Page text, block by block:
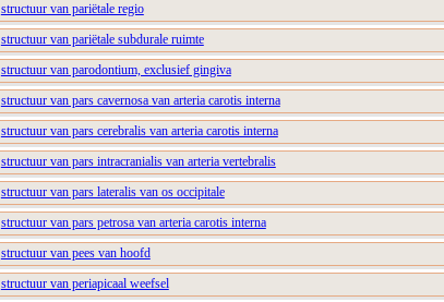
structuur van pariëtale regio
structuur van pariëtale subdurale ruimte
structuur van parodontium, exclusief gingiva
structuur van pars cavernosa van arteria carotis interna
structuur van pars cerebralis van arteria carotis interna
structuur van pars intracranialis van arteria vertebralis
structuur van pars lateralis van os occipitale
structuur van pars petrosa van arteria carotis interna
structuur van pees van hoofd
structuur van periapicaal weefsel